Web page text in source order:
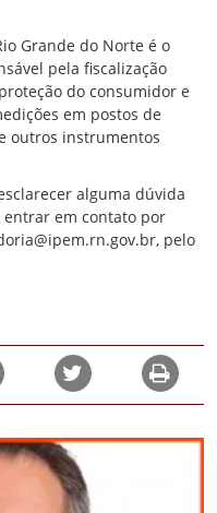
Grande do Norte é o
pela fiscalização
do consumidor e
em postos de
outros instrumentos
alguma dúvida
entrar em contato por
, pelo